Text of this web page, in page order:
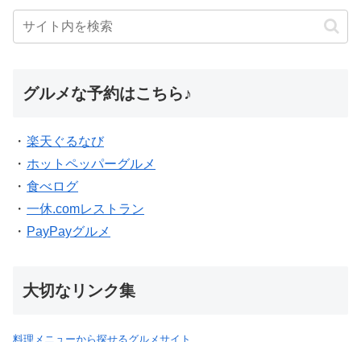
グルメな予約はこちら♪
・ 楽天ぐるなび
・ ホットペッパーグルメ
・ 食べログ
・ 一休.comレストラン
・ PayPayグルメ
大切なリンク集
料理メニューから探せるグルメサイト